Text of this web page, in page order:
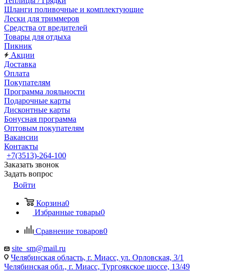
Шланги поливочные и комплектующие
Лески для триммеров
Средства от вредителей
Товары для отдыха
Пикник
Акции
Доставка
Оплата
Покупателям
Программа лояльности
Подарочные карты
Дисконтные карты
Бонусная программа
Оптовым покупателям
Вакансии
Контакты
+7(3513)-264-100
Заказать звонок
Задать вопрос
Войти
Корзина0
Избранные товары0
Сравнение товаров0
site_sm@mail.ru
Челябинская область, г. Миасс, ул. Орловская, 3/1
Челябинская обл., г. Миасс, Тургоякское шоссе, 13/49